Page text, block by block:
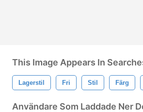
This Image Appears In
Lagerstil Fri Stil Färg
Användare Som Laddade Ner